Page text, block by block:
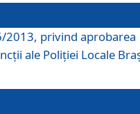
2013, privind aprobarea
ale Poliţiei Locale